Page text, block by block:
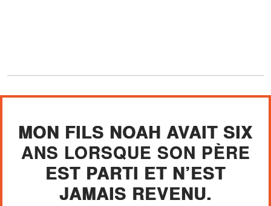
MON FILS NOAH AVAIT SIX
ANS LORSQUE SON PÈRE
EST PARTI ET N’EST
JAMAIS REVENU.